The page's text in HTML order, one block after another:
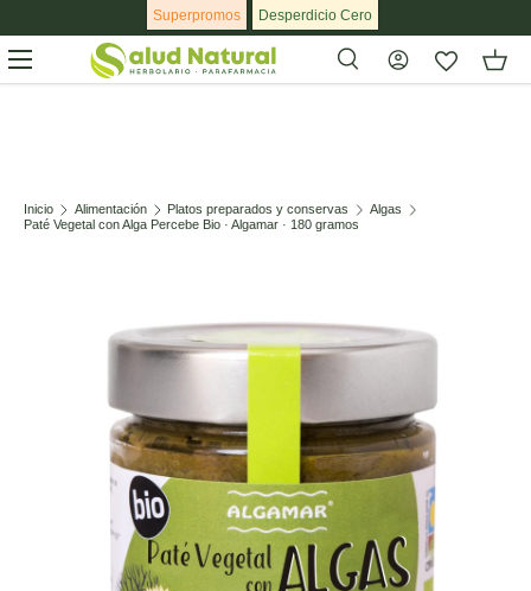
Ir al contenido
Superpromos Desperdicio Cero
Inicio Alimentación Platos preparados y conservas
Algas
Paté Vegetal con Alga Percebe Bio · Algamar · 180 gramos